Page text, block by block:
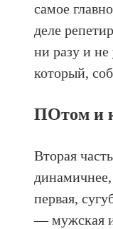
самое
деле
ни разу и
который,
ПОтом и
Вторая
первая,
— мужская